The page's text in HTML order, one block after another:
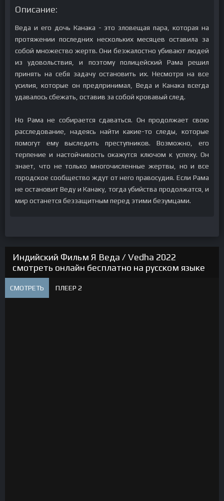
Описание:
Веда и его дочь Канака - это зловещая пара, которая на
протяжении последних нескольких месяцев оставила за
собой множество жертв. Они безжалостно убивают людей
из удовольствия, и поэтому полицейский Рама решил
принять на себя задачу остановить их. Несмотря на все
усилия, которые он предпринимал, Веда и Канака всегда
удавалось сбежать, оставив за собой кровавый след.
Но Рама не собирается сдаваться. Он продолжает свою
расследование, надеясь найти какие-то следы, которые
помогут ему выследить преступников. Возможно, его
терпение и настойчивость окажутся ключом к успеху. Он
знает, что не только многочисленные жертвы, но и все
городское сообщество ждут от него правосудия. Если Рама
не остановит Веду и Канаку, тогда убийства продолжатся, и
мир останется беззащитным перед этими безумцами.
Индийский Фильм Я Веда / Vedha 2022
смотреть онлайн бесплатно на русском языке
СМОТРЕТЬ ПЛЕЕР 2